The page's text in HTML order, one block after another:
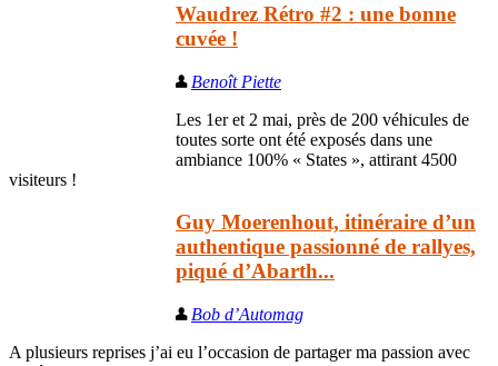
Waudrez Rétro #2 : une bonne
cuvée !
Benoît Piette
Les 1er et 2 mai, près de 200 véhicules de
toutes sorte ont été exposés dans une
ambiance 100% « States », attirant 4500
visiteurs !
Guy Moerenhout, itinéraire d’un
authentique passionné de rallyes,
piqué d’Abarth...
Bob d’Automag
A plusieurs reprises j’ai eu l’occasion de partager ma passion avec